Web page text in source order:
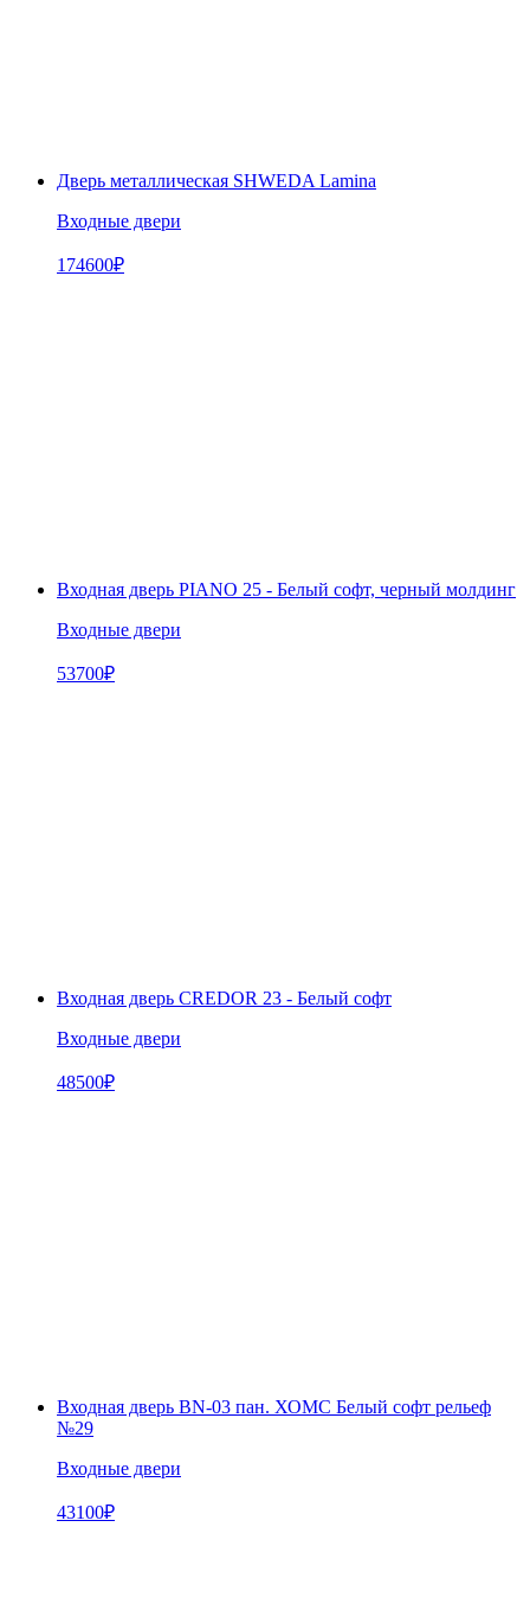
Дверь металлическая SHWEDA Lamina
Входные двери
174600₽
Входная дверь PIANO 25 - Белый софт, черный молдинг
Входные двери
53700₽
Входная дверь CREDOR 23 - Белый софт
Входные двери
48500₽
Входная дверь BN-03 пан. ХОМС Белый софт рельеф
№29
Входные двери
43100₽